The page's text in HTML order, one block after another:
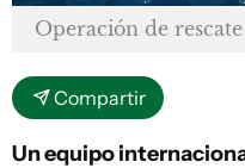
Operación de
Compartir
Un equipo